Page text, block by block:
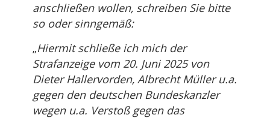
anschließen wollen, schreiben Sie bitte
so oder sinngemäß:
„Hiermit schließe ich mich der
Strafanzeige vom 20. Juni 2025 von
Dieter Hallervorden, Albrecht Müller u.a.
gegen den deutschen Bundeskanzler
wegen u.a. Verstoß gegen das